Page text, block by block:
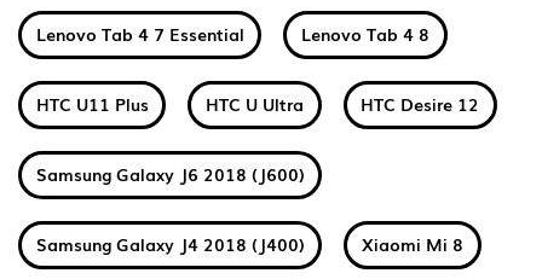
Lenovo Tab 4 7 Essential Lenovo Tab 4 8
HTC U11 Plus HTC U Ultra HTC Desire 12
Samsung Galaxy J6 2018 (J600)
Samsung Galaxy J4 2018 (J400) Xiaomi Mi 8